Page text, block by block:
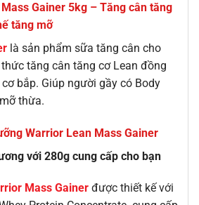
Gainer 5kg – Tăng cân tăng
tăng mỡ
là sản phẩm sữa tăng cân cho
tăng cân tăng cơ Lean đồng
bắp. Giúp người gầy có Body
thừa.
Warrior Lean Mass Gainer
với 280g cung cấp cho bạn
Mass Gainer được thiết kế với